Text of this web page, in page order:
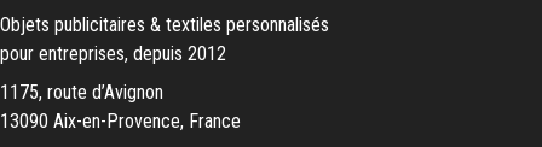
Objets publicitaires & textiles personnalisés
pour entreprises, depuis 2012
1175, route d’Avignon
13090 Aix-en-Provence, France